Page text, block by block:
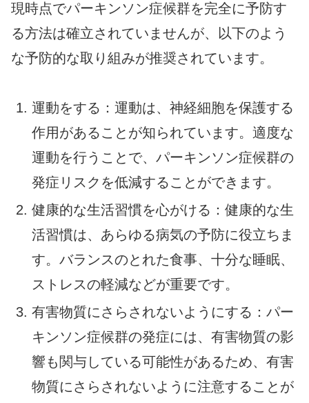
現時点でパーキンソン症候群を完全に予防す
る方法は確立されていませんが、以下のよう
な予防的な取り組みが推奨されています。
運動をする：運動は、神経細胞を保護する
作用があることが知られています。適度な
運動を行うことで、パーキンソン症候群の
発症リスクを低減することができます。
健康的な生活習慣を心がける：健康的な生
活習慣は、あらゆる病気の予防に役立ちま
す。バランスのとれた食事、十分な睡眠、
ストレスの軽減などが重要です。
有害物質にさらされないようにする：パー
キンソン症候群の発症には、有害物質の影
響も関与している可能性があるため、有害
物質にさらされないように注意することが